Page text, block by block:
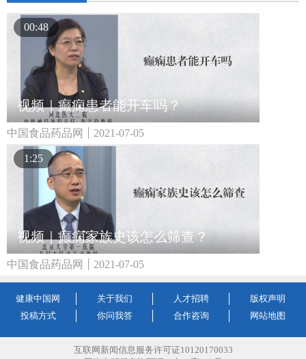
00:48
视频｜癫痫患者能开车吗？
中国食品药品网 2021-07-05
1:25
视频｜癫痫家族史该怎么筛查？
中国食品药品网 2021-07-05
健康中国网 关于我们 人才招聘
版权声明
投稿方式
你问我答 合作咨询 网站地图
互联网新闻信息服务许可证10120170033